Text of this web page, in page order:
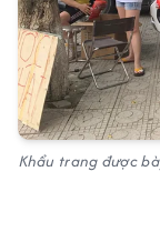
Khẩu trang được